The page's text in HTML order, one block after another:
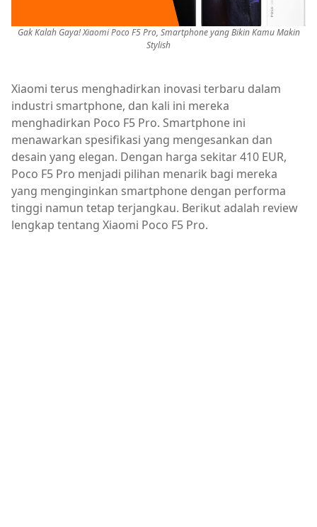
Gak Kalah Gaya! Xiaomi Poco F5 Pro, Smartphone yang Bikin Kamu Makin
Stylish
Xiaomi terus menghadirkan inovasi terbaru dalam
industri smartphone, dan kali ini mereka
menghadirkan Poco F5 Pro. Smartphone ini
menawarkan spesifikasi yang mengesankan dan
desain yang elegan. Dengan harga sekitar 410 EUR,
Poco F5 Pro menjadi pilihan menarik bagi mereka
yang menginginkan smartphone dengan performa
tinggi namun tetap terjangkau. Berikut adalah review
lengkap tentang Xiaomi Poco F5 Pro.